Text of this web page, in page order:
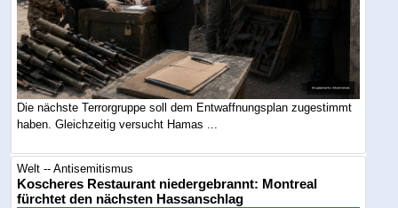
Die nächste Terrorgruppe soll dem Entwaffnungsplan zugestimmt
haben. Gleichzeitig versucht Hamas ...
Welt -- Antisemitismus
Koscheres Restaurant niedergebrannt: Montreal
fürchtet den nächsten Hassanschlag